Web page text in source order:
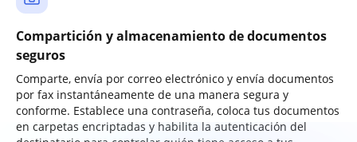
Compartición y almacenamiento de documentos
seguros
Comparte, envía por correo electrónico y envía documentos
por fax instantáneamente de una manera segura y
conforme. Establece una contraseña, coloca tus documentos
en carpetas encriptadas y habilita la autenticación del